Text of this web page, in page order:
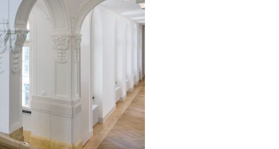
et de la motivation. Nous avons
et collaborateurs des
à des conditions
demi-tarif offert.